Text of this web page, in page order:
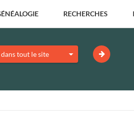
RECHERCHES
dans tout le site